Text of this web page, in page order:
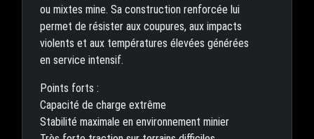
ou mixtes mine. Sa construction renforcée lui
permet de résister aux coupures, aux impacts
violents et aux températures élevées générées
en service intensif.
Points forts :
Capacité de charge extrême
Stabilité maximale en environnement minier